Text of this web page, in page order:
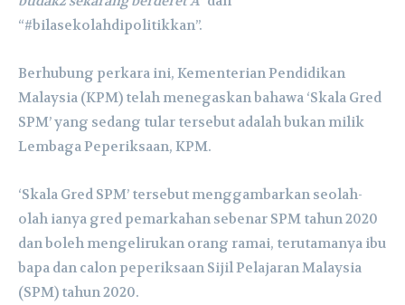
“#bilasekolahdipolitikkan”.
Berhubung perkara ini, Kementerian Pendidikan
Malaysia (KPM) telah menegaskan bahawa ‘Skala Gred
SPM’ yang sedang tular tersebut adalah bukan milik
Lembaga Peperiksaan, KPM.
‘Skala Gred SPM’ tersebut menggambarkan seolah-
olah ianya gred pemarkahan sebenar SPM tahun 2020
dan boleh mengelirukan orang ramai, terutamanya ibu
bapa dan calon peperiksaan Sijil Pelajaran Malaysia
(SPM) tahun 2020.